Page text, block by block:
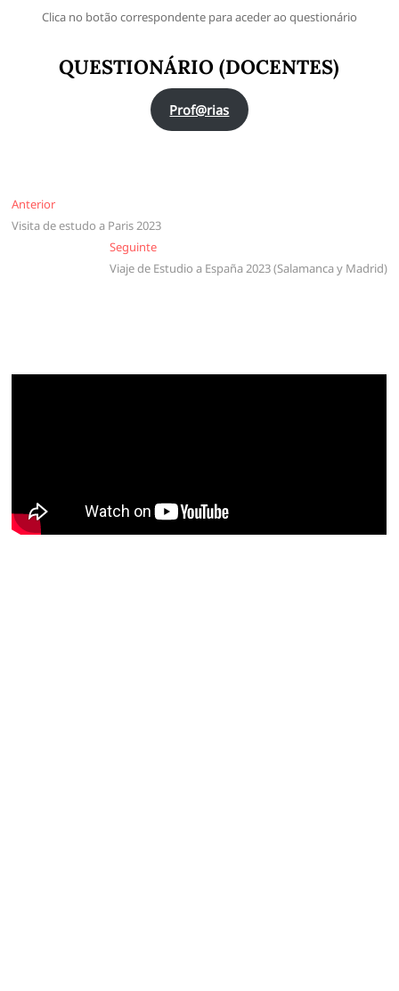
Clica no botão correspondente para aceder ao questionário
QUESTIONÁRIO (DOCENTES)
Prof@rias
Navegação
de
AnteriorAnterior
Visita de estudo a Paris 2023
SeguinteSeguinte
Viaje de Estudio a España 2023 (Salamanca y Madrid)